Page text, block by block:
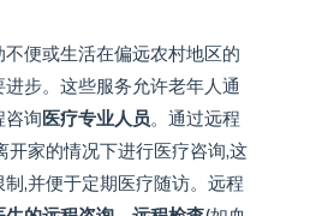
不便或生活在偏远农村地区的
步。这些服务允许老年人通
咨询医疗专业人员。通过远程
开家的情况下进行医疗咨询,这
,并便于定期医疗随访。远程